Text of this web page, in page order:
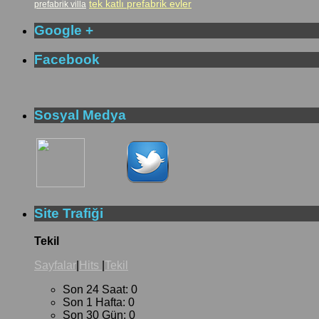
prefabrik villa tek katlı prefabrik evler
Google +
Facebook
Sosyal Medya
Site Trafiği
Tekil
Sayfalar Hits Tekil
Son 24 Saat: 0
Son 1 Hafta: 0
Son 30 Gün: 0